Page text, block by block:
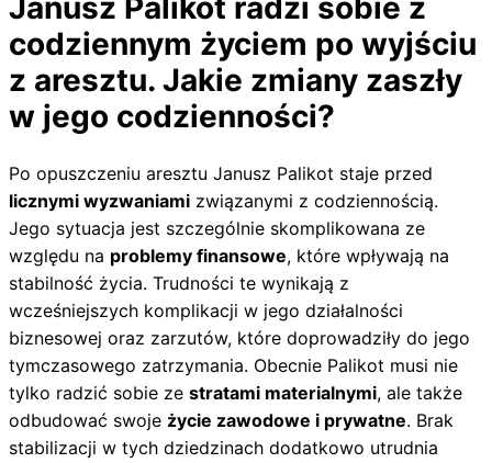
Janusz Palikot radzi sobie z
codziennym życiem po wyjściu
z aresztu. Jakie zmiany zaszły
w jego codzienności?
Po opuszczeniu aresztu Janusz Palikot staje przed
licznymi wyzwaniami związanymi z codziennością.
Jego sytuacja jest szczególnie skomplikowana ze
względu na problemy finansowe, które wpływają na
stabilność życia. Trudności te wynikają z
wcześniejszych komplikacji w jego działalności
biznesowej oraz zarzutów, które doprowadziły do jego
tymczasowego zatrzymania. Obecnie Palikot musi nie
tylko radzić sobie ze stratami materialnymi, ale także
odbudować swoje życie zawodowe i prywatne. Brak
stabilizacji w tych dziedzinach dodatkowo utrudnia